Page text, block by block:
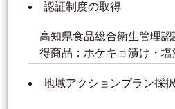
認証制度の取得
高知県食品総合衛生管理
得商品：ホケキョ漬け・
地域アクションプラン採